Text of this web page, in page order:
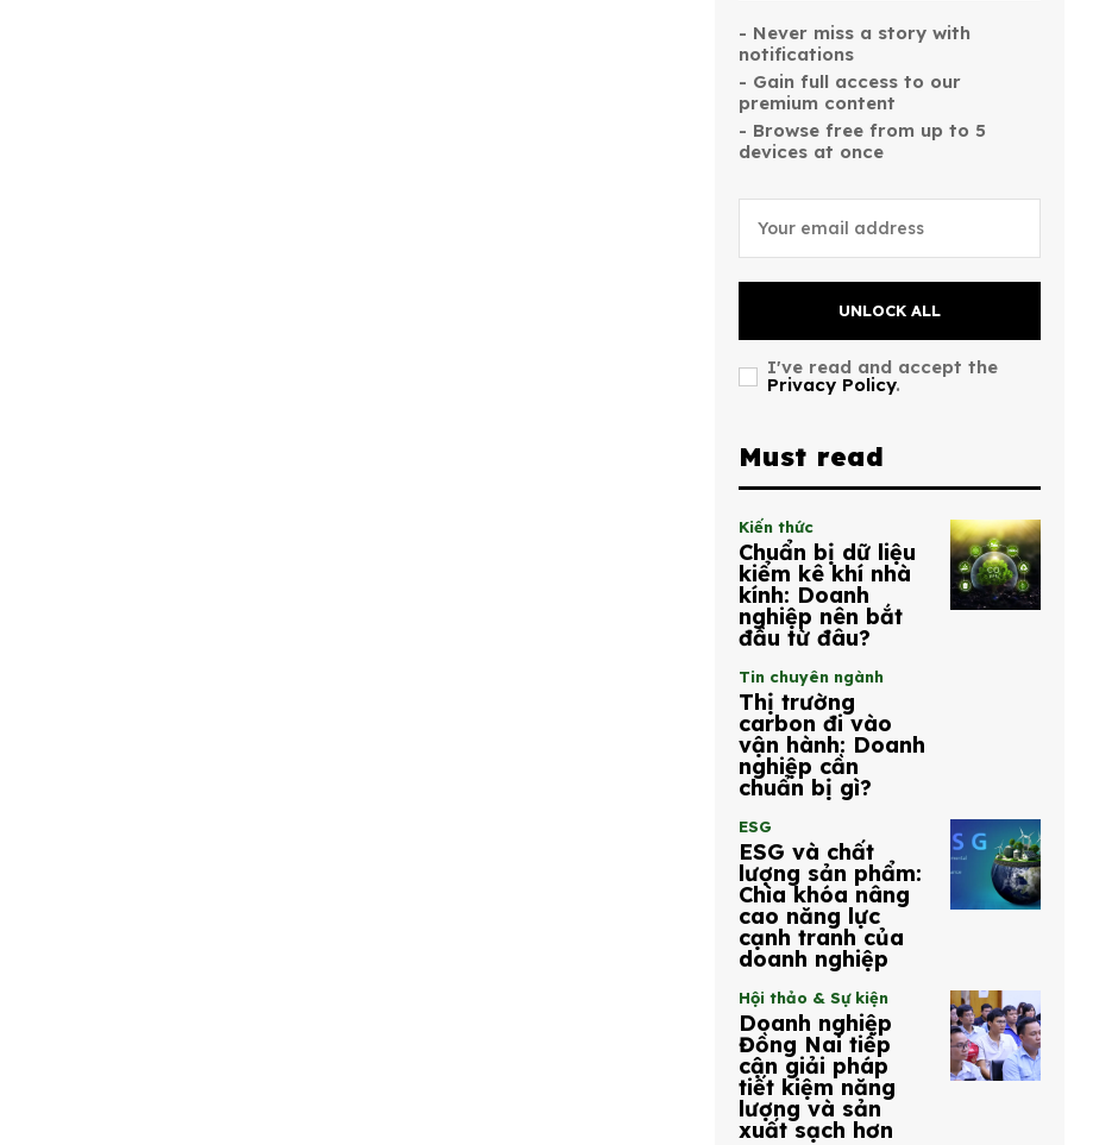
- Never miss a story with
notifications
- Gain full access to our
premium content
- Browse free from up to 5
devices at once
UNLOCK ALL
I've read and accept the
Privacy Policy.
Must read
Kiến thức
Chuẩn bị dữ liệu
kiểm kê khí nhà
kính: Doanh
nghiệp nên bắt
đầu từ đâu?
Tin chuyên ngành
Thị trường
carbon đi vào
vận hành: Doanh
nghiệp cần
chuẩn bị gì?
ESG
ESG và chất
lượng sản phẩm:
Chìa khóa nâng
cao năng lực
cạnh tranh của
doanh nghiệp
Hội thảo & Sự kiện
Doanh nghiệp
Đồng Nai tiếp
cận giải pháp
tiết kiệm năng
lượng và sản
xuất sạch hơn